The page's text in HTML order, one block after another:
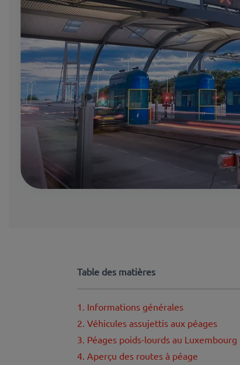
Table des matières
1. Informations générales
2. Véhicules assujettis aux péages
3. Péages poids-lourds au Luxembourg
4. Aperçu des routes à péage